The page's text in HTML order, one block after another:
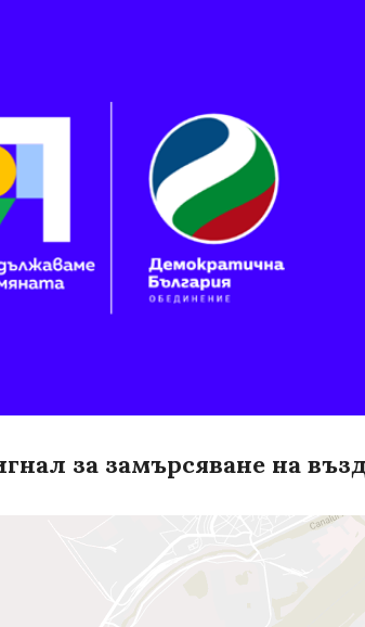
за замърсяване на